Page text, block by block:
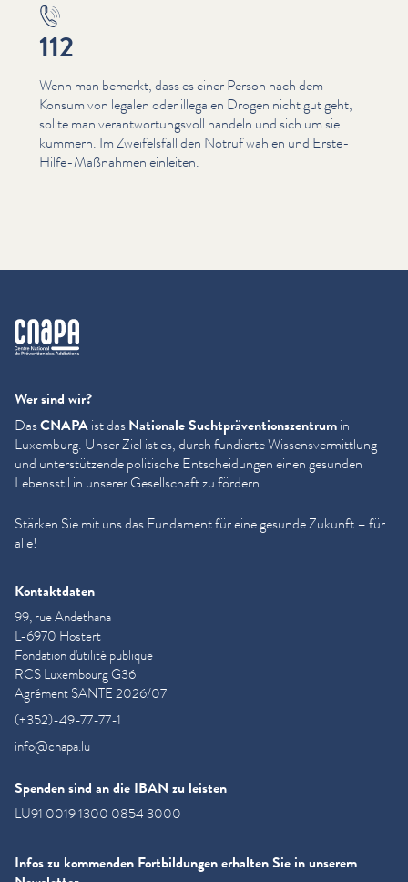
112
Wenn man bemerkt, dass es einer Person nach dem
Konsum von legalen oder illegalen Drogen nicht gut geht,
sollte man ver­ant­wor­tungsvoll handeln und sich um sie
kümmern. Im Zweifels­fall den Notruf wählen und Erste-
Hilfe-Maßnahmen einleiten.
cnapa
Wer sind wir?
DasCNAPAist dasNationale Sucht­präven­tion­szen­trumin
Luxemburg. Unser Ziel ist es, durch fundierte Wis­sensver­mit­tlung
und unter­stützende politische Entschei­dun­gen einen gesunden
Lebensstil in unserer Gesellschaft zu fördern.
Stärken Sie mit uns das Fundament für eine gesunde Zukunft – für
alle!
Kontaktdaten
99, rue Andethana
L-6970 Hostert
Fondation d'utilité publique
RCS Luxembourg G36
Agrément SANTE 2026/07
(+352)-49-77-77-1
info@cnapa.lu
Spenden sind an die IBAN zu leisten
LU91 0019 1300 0854 3000
Infos zu kommenden Fortbildungen erhalten Sie in unserem